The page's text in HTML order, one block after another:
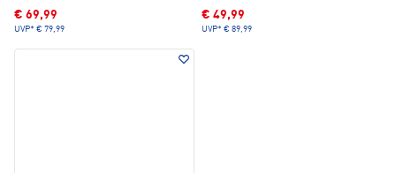
€ 69,99
UVP* € 79,99
€ 49,99
UVP* € 89,99